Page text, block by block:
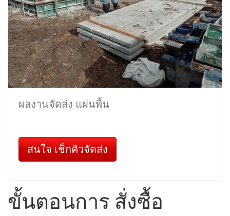
ผลงานจัดส่ง แผ่นพื้น
สนใจ เช็กคิวจัดส่ง
ขั้นตอนการ สั่งซื้อ